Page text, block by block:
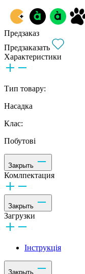
Предзаказ
Предзаказать
Характеристики
Тип товару:
Насадка
Клас:
Побутові
Закрыть
Комлпектация
Закрыть
Загрузки
Інструкція
Закрыть